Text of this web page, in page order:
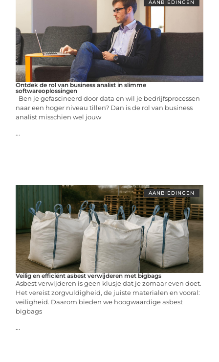
AANBIEDINGEN
Ontdek de rol van business analist in slimme
softwareoplossingen
Ben je gefascineerd door data en wil je bedrijfsprocessen
naar een hoger niveau tillen? Dan is de rol van business
analist misschien wel jouw
...
AANBIEDINGEN
Veilig en efficiënt asbest verwijderen met bigbags
Asbest verwijderen is geen klusje dat je zomaar even doet.
Het vereist zorgvuldigheid, de juiste materialen en vooral:
veiligheid. Daarom bieden we hoogwaardige asbest
bigbags
...